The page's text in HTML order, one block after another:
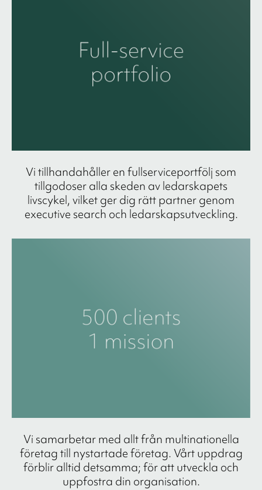
Vi tillhandahåller en fullserviceportfölj som
tillgodoser alla skeden av ledarskapets
livscykel, vilket ger dig rätt partner genom
executive search och ledarskapsutveckling.
Vi samarbetar med allt från multinationella
företag till nystartade företag. Vårt uppdrag
förblir alltid detsamma; för att utveckla och
uppfostra din organisation.